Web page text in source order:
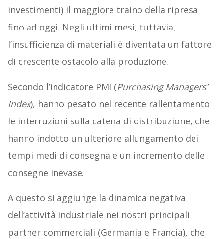
investimenti) il maggiore traino della ripresa
fino ad oggi. Negli ultimi mesi, tuttavia,
l’insufficienza di materiali è diventata un fattore
di crescente ostacolo alla produzione.
Secondo l’indicatore PMI (Purchasing Managers’
Index), hanno pesato nel recente rallentamento
le interruzioni sulla catena di distribuzione, che
hanno indotto un ulteriore allungamento dei
tempi medi di consegna e un incremento delle
consegne inevase.
A questo si aggiunge la dinamica negativa
dell’attività industriale nei nostri principali
partner commerciali (Germania e Francia), che